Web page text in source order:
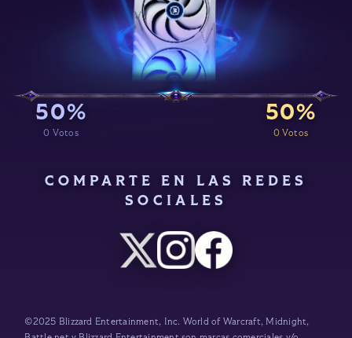
50%
0 Votos
50%
0 Votos
COMPARTE EN LAS REDES
SOCIALES
©2025 Blizzard Entertainment, Inc. World of Warcraft, Midnight,